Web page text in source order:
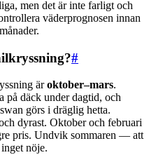
men det är inte farligt och
väderprognosen innan
#
äroktober–mars.
på däck under dagtid, och
görs i dräglig hetta.
dyrast. Oktober och februari
pris. Undvik sommaren — att
nöje.